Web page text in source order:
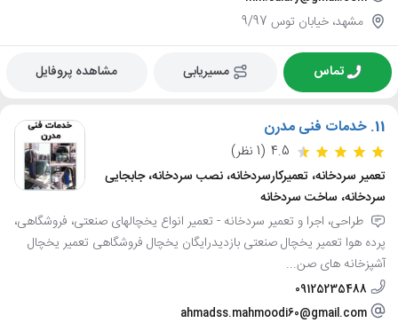
مشهد، خیابان توس 9/97
تماس مسیریابی مشاهده پروفایل
11. خدمات فنی مدرن
4.5 (1 نظر)
تعمیر سردخانه، تعمیرکارسردخانه، نصب سردخانه، جابجایی
سردخانه، ساخت سردخانه
طراحی، اجرا و تعمیر سردخانه - تعمیر انواع یخچالهای صنعتی، فروشگاهی،
پرده هوا تعمیر یخچال صنعتی بازدیدرایگان یخچال فروشگاهی تعمیر یخچال
آشپزخانه های صن...
09125235488
ahmadss.mahmoodi60@gmail.com